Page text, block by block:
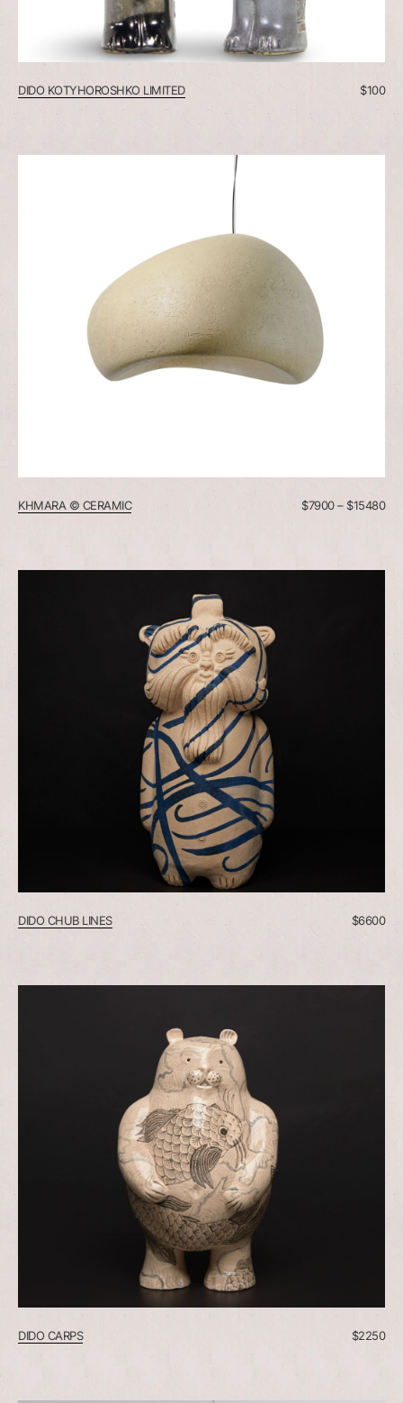
DIDO KOTYHOROSHKO LIMITED $100
KHMARA © CERAMIC $7900– $15480
DIDO CHUB LINES $6600
DIDO CARPS $2250